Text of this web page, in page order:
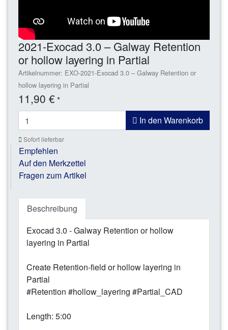
2021-Exocad 3.0 – Galway Retention
or hollow layering in Partial
Artikelnummer: EXO-2021-Exocad 3.0 – Galway Retention or
hollow layering in Partial
11,90 €*
In den Warenkorb
Sofort lieferbar
Empfehlen
Auf den Merkzettel
Fragen zum Artikel
Beschreibung
Exocad 3.0 - Galway Retention or hollow
layering in Partial
Create Retention-field or hollow layering in
Partial
#Retention #hollow_layering #Partial_CAD
Length: 5:00